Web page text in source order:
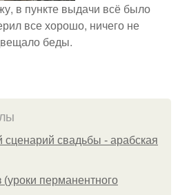
в пункте выдачи всё было
все хорошо, ничего не
беды.
свадьбы - арабская
перманентного